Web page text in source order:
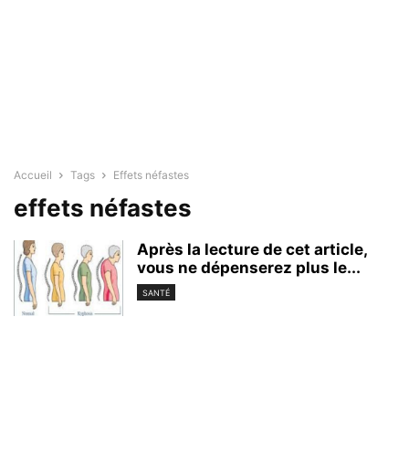
Accueil Tags Effets néfastes
effets néfastes
Après la lecture de cet article,
vous ne dépenserez plus le...
SANTÉ